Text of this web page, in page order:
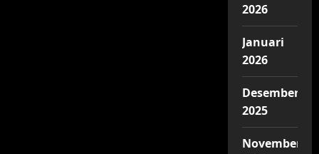
2026
Januari
2026
Desember
2025
November